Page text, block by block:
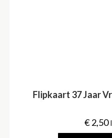
Flipkaart 37 Jaar
€2,50